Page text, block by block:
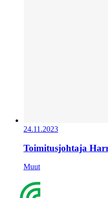
24.11.2023
Toimitusjohtaja
Muut